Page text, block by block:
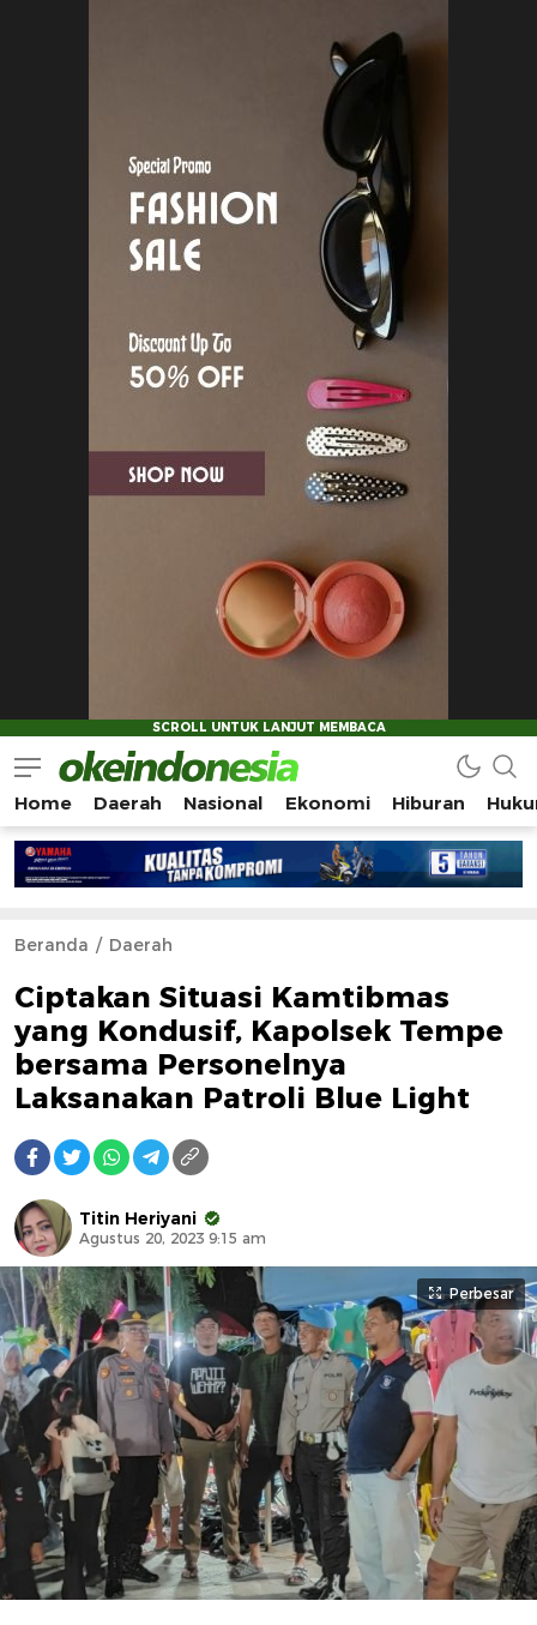
Okeindonesia.Online
Mengonlinekan Indonesia Secara Utuh
Home Daerah Nasional Ekonomi Hiburan
Beranda Daerah
Ciptakan Situasi Kamtibmas
yang Kondusif, Kapolsek Tempe
bersama Personelnya
Laksanakan Patroli Blue Light
Titin Heriyani
Agustus 20, 2023 9:15 am
Perbesar